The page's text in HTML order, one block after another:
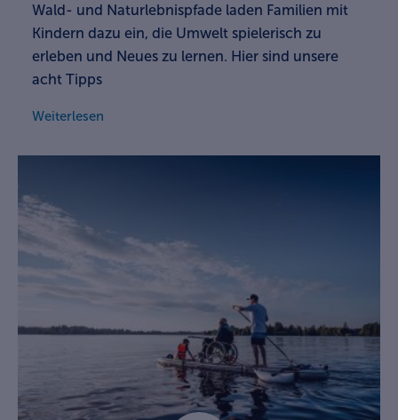
Wald- und Naturlebnispfade laden Familien mit
Kindern dazu ein, die Umwelt spielerisch zu
erleben und Neues zu lernen. Hier sind unsere
acht Tipps
Weiterlesen